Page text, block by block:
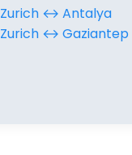
Zurich ↔︎ Antalya
Zurich ↔︎ Gaziantep